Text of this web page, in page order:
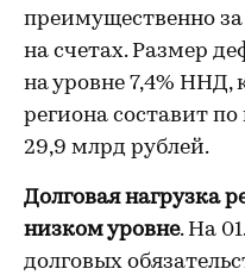
преимущественно за
на счетах. Размер
на уровне 7,4% ННД,
региона составит
29,9 млрд рублей.
Долговая нагрузка
низком уровне. На
долговых